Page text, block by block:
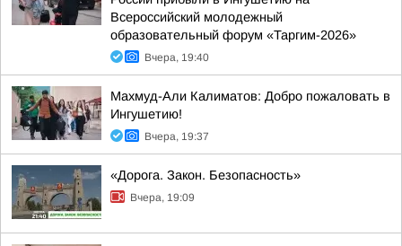
Всероссийский молодежный
образовательный форум «Таргим-2026»
Вчера, 19:40
Махмуд-Али Калиматов: Добро пожаловать в
Ингушетию!
Вчера, 19:37
«Дорога. Закон. Безопасность»
Вчера, 19:09